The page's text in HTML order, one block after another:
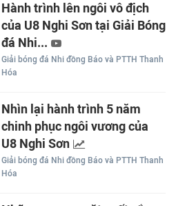
Hành trình lên ngôi vô địch
của U8 Nghi Sơn tại Giải Bóng
đá Nhi...
Giải bóng đá Nhi đồng Báo và PTTH Thanh
Hóa
Nhìn lại hành trình 5 năm
chinh phục ngôi vương của
U8 Nghi Sơn
Giải bóng đá Nhi đồng Báo và PTTH Thanh
Hóa